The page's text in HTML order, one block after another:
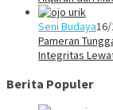
Seni Budaya
Pameran
Integritas
Berita Populer